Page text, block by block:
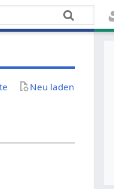
Neu laden